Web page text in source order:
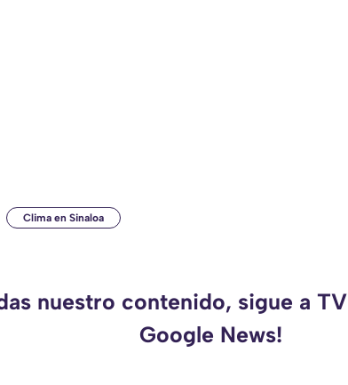
Clima en Sinaloa
nuestro contenido, sigue a
Google News!